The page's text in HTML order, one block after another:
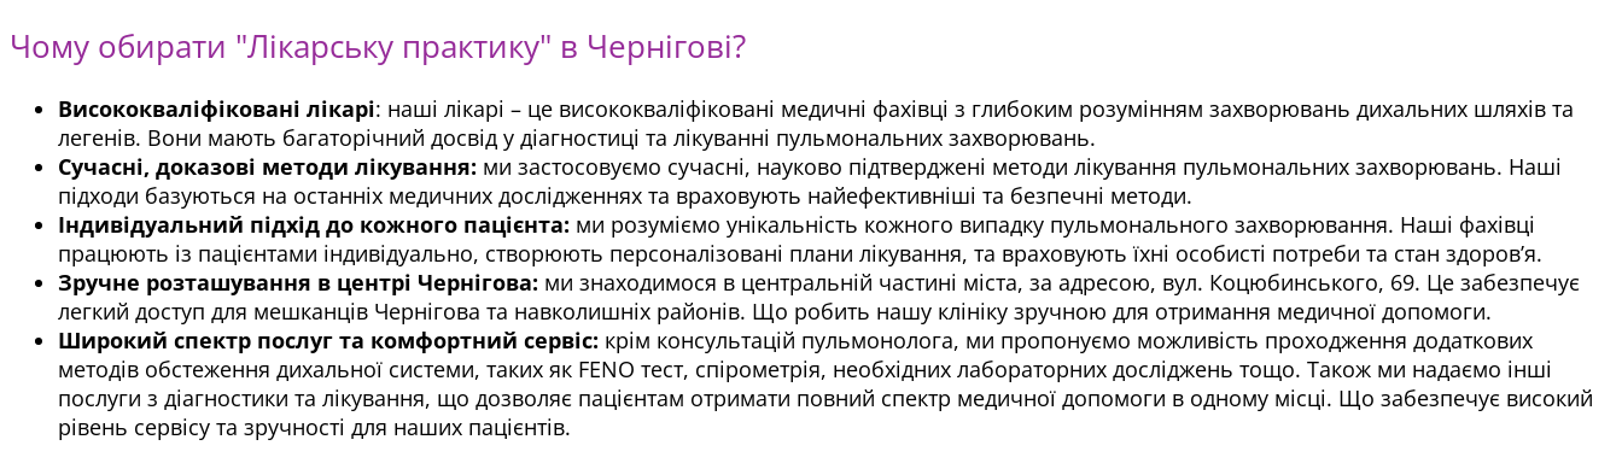
Чому обирати "Лікарську практику" в Чернігові?
Висококваліфіковані лікарі: наші лікарі – це висококваліфіковані медичні фахівці з глибоким розумінням захворювань дихальних шляхів та
легенів. Вони мають багаторічний досвід у діагностиці та лікуванні пульмональних захворювань.
Сучасні, доказові методи лікування: ми застосовуємо сучасні, науково підтверджені методи лікування пульмональних захворювань. Наші
підходи базуються на останніх медичних дослідженнях та враховують найефективніші та безпечні методи.
Індивідуальний підхід до кожного пацієнта: ми розуміємо унікальність кожного випадку пульмонального захворювання. Наші фахівці
працюють із пацієнтами індивідуально, створюють персоналізовані плани лікування, та враховують їхні особисті потреби та стан здоров’я.
Зручне розташування в центрі Чернігова: ми знаходимося в центральній частині міста, за адресою, вул. Коцюбинського, 69. Це забезпечує
легкий доступ для мешканців Чернігова та навколишніх районів. Що робить нашу клініку зручною для отримання медичної допомоги.
Широкий спектр послуг та комфортний сервіс: крім консультацій пульмонолога, ми пропонуємо можливість проходження додаткових
методів обстеження дихальної системи, таких як FENO тест, спірометрія, необхідних лабораторних досліджень тощо. Також ми надаємо інші
послуги з діагностики та лікування, що дозволяє пацієнтам отримати повний спектр медичної допомоги в одному місці. Що забезпечує високий
рівень сервісу та зручності для наших пацієнтів.